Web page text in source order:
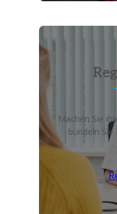
Machen Sie
bündeln